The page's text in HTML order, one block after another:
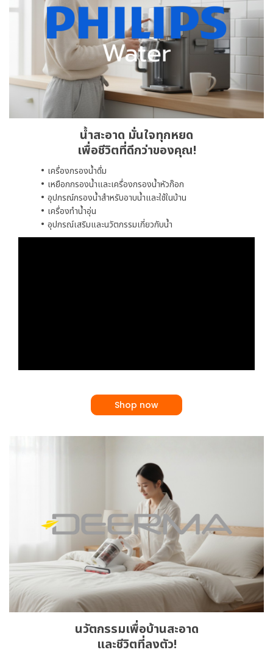
น้ำสะอาด มั่นใจทุกหยด
เพื่อชีวิตที่ดีกว่าของคุณ!
เครื่องกรองน้ำดื่ม
เหยือกกรองน้ำและเครื่องกรองน้ำหัวก๊อก
อุปกรณ์กรองน้ำสำหรับอาบน้ำและใช้ในบ้าน
เครื่องทำน้ำอุ่น
อุปกรณ์เสริมและนวัตกรรมเกี่ยวกับน้ำ
Shop now
นวัตกรรมเพื่อบ้านสะอาด
และชีวิตที่ลงตัว!